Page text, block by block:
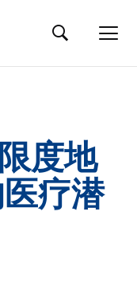
度地
疗潜